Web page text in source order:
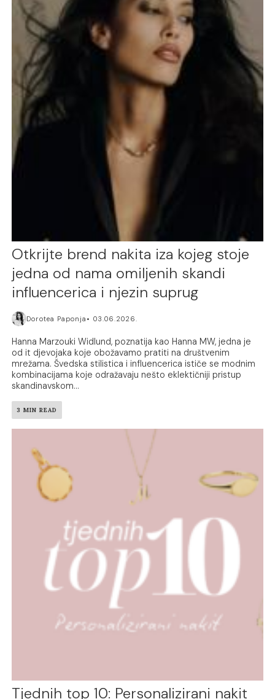
Otkrijte brend nakita iza kojeg stoje
jedna od nama omiljenih skandi
influencerica i njezin suprug
Dorotea Paponja 03.06.2026.
Hanna Marzouki Widlund, poznatija kao Hanna MW, jedna je
od it djevojaka koje obožavamo pratiti na društvenim
mrežama. Švedska stilistica i influencerica ističe se modnim
kombinacijama koje odražavaju nešto eklektičniji pristup
skandinavskom...
3 MIN READ
Tjednih top 10: Personalizirani nakit